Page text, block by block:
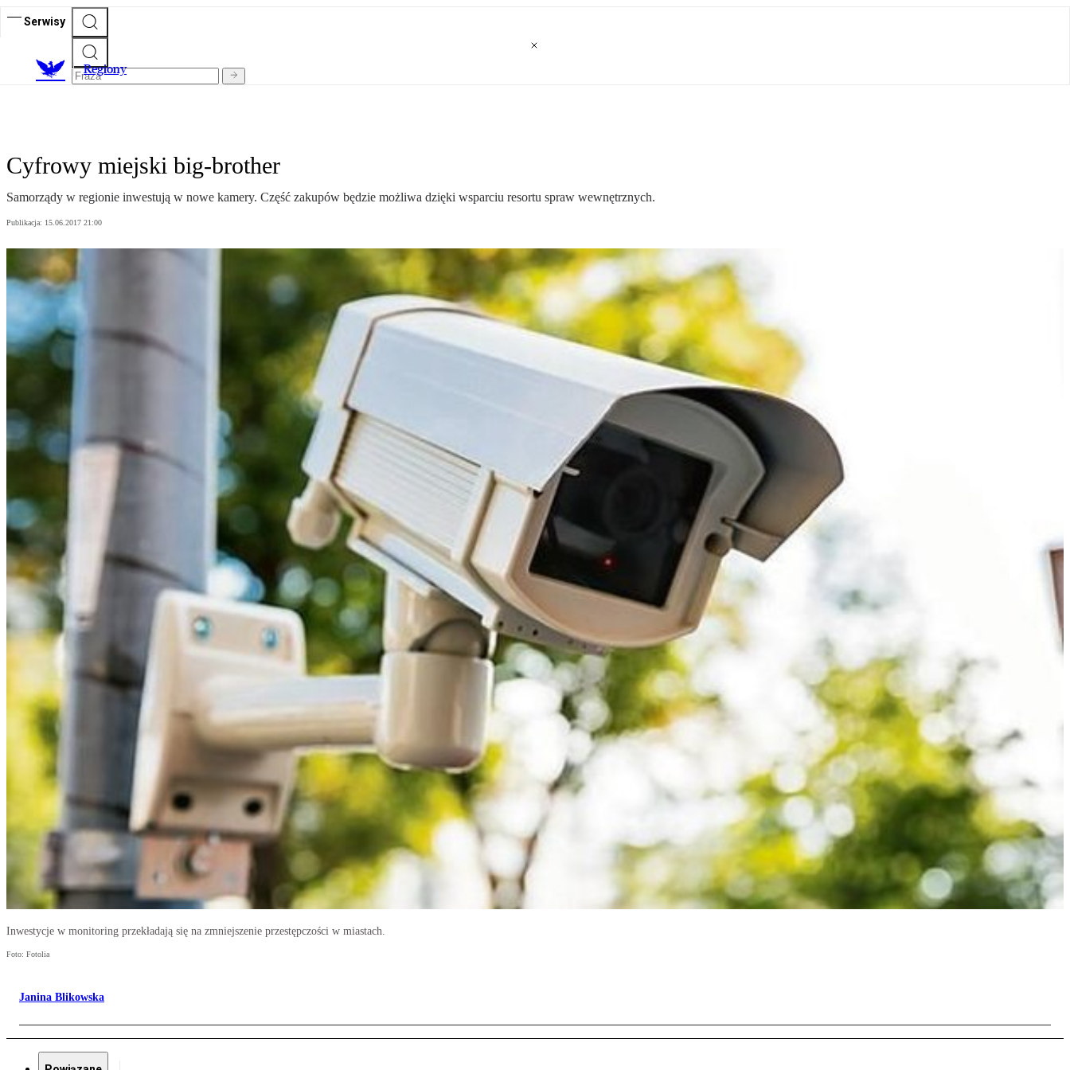
Serwisy
Regiony
Cyfrowy miejski big-brother
Samorządy w regionie inwestują w nowe kamery. Część zakupów będzie możliwa dzięki wsparciu resortu spraw wewnętrznych.
Publikacja: 15.06.2017 21:00
Inwestycje w monitoring przekładają się na zmniejszenie przestępczości w miastach.
Foto: Fotolia
Janina Blikowska